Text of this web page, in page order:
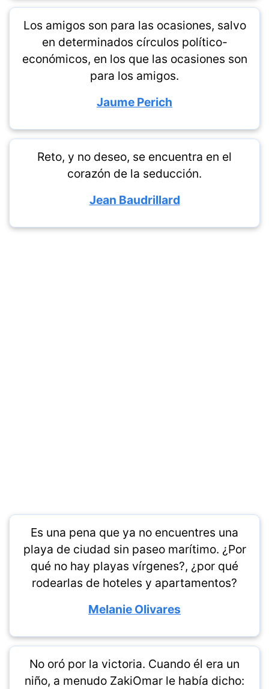
Los amigos son para las ocasiones, salvo
en determinados círculos político-
económicos, en los que las ocasiones son
para los amigos.
Jaume Perich
Reto, y no deseo, se encuentra en el
corazón de la seducción.
Jean Baudrillard
Es una pena que ya no encuentres una
playa de ciudad sin paseo marítimo. ¿Por
qué no hay playas vírgenes?, ¿por qué
rodearlas de hoteles y apartamentos?
Melanie Olivares
No oró por la victoria. Cuando él era un
niño, a menudo ZakiOmar le había dicho: